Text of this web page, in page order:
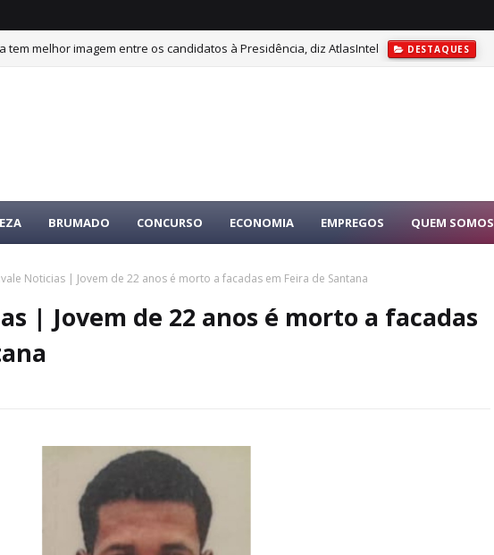
tem melhor imagem entre os candidatos à Presidência, diz AtlasIntel DESTAQUES
BRUMADO CONCURSO ECONOMIA EMPREGOS QUEM SOMOS
Noticias | Jovem de 22 anos é morto a facadas em Feira de Santana
| Jovem de 22 anos é morto a facadas